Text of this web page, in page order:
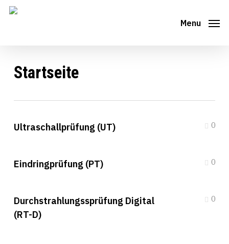
Skip
Menu
Startseite
Ultraschallprüfung (UT) 0
Eindringprüfung (PT) 0
Durchstrahlungssprüfung Digital
(RT-D)
0